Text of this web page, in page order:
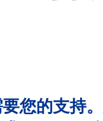
您的支持